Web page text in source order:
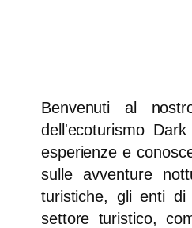
Benvenuti al
dell'ecoturismo
esperienze e
sulle avventure
turistiche, gli enti di
settore turistico,